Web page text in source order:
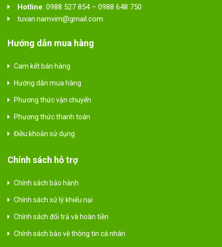
Hotline: 0988 527 854 – 0988 648 750
tuvan.namvim@gmail.com
Hướng dẫn mua hàng
Cam kết bán hàng
Hướng dẫn mua hàng
Phương thức vận chuyển
Phương thức thanh toán
Điều khoản sử dụng
Chính sách hỗ trợ
Chính sách bảo hành
Chính sách xử lý khiếu nại
Chính sách đổi trả và hoàn tiền
Chính sách bảo vệ thông tin cá nhân